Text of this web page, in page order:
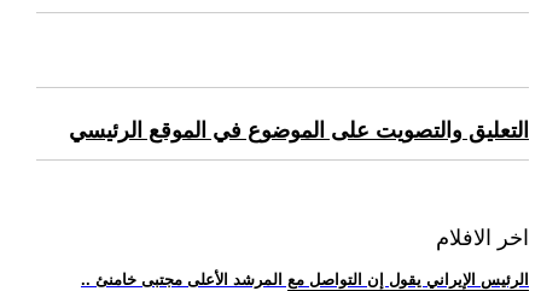
التعليق والتصويت على الموضوع في الموقع الرئيسي
اخر الافلام
.. الرئيس الإيراني يقول إن التواصل مع المرشد الأعلى مجتبى خامنئ